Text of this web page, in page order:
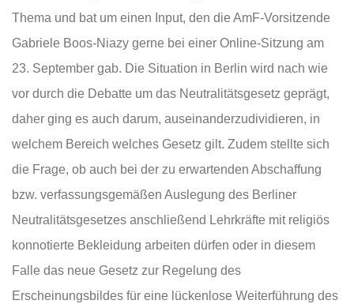
Thema und bat um einen Input, den die AmF-Vorsitzende
Gabriele Boos-Niazy gerne bei einer Online-Sitzung am
23. September gab. Die Situation in Berlin wird nach wie
vor durch die Debatte um das Neutralitätsgesetz geprägt,
daher ging es auch darum, auseinanderzudividieren, in
welchem Bereich welches Gesetz gilt. Zudem stellte sich
die Frage, ob auch bei der zu erwartenden Abschaffung
bzw. verfassungsgemäßen Auslegung des Berliner
Neutralitätsgesetzes anschließend Lehrkräfte mit religiös
konnotierte Bekleidung arbeiten dürfen oder in diesem
Falle das neue Gesetz zur Regelung des
Erscheinungsbildes für eine lückenlose Weiterführung des